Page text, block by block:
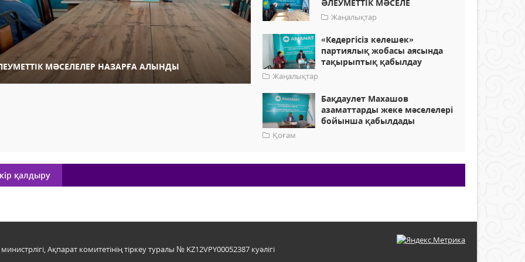
МӘСЕЛЕЛЕР НАЗАРҒА АЛЫНДЫ
ӘЛЕУМЕТТІК МӘСЕЛЕ
Жаңалықтар
«Кедергісіз келешек»
партиялық жобасы аясында
тақырыптық қабылдау
Жаңалықтар
Бақдаулет Махашов
азаматтарды жеке мәселелері
бойынша қабылдады
Қоғам
қалдыру
Ақпарат комитетінің тіркеу туралы № KZ12VPY00052387 куәлігі